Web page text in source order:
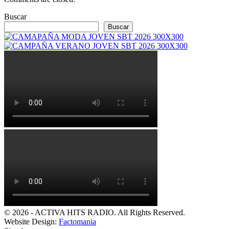
Buscar
Buscar
© 2026 - ACTIVA HITS RADIO. All Rights Reserved.
Website Design: Factomania